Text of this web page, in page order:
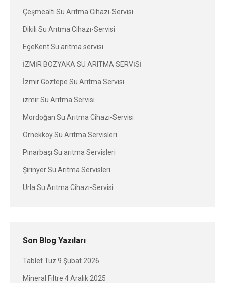
Çeşmealtı Su Arıtma Cihazı-Servisi
Dikili Su Arıtma Cihazı-Servisi
EgeKent Su arıtma servisi
İZMİR BOZYAKA SU ARITMA SERVİSİ
İzmir Göztepe Su Arıtma Servisi
izmir Su Arıtma Servisi
Mordoğan Su Arıtma Cihazı-Servisi
Örnekköy Su Arıtma Servisleri
Pınarbaşı Su arıtma Servisleri
Şirinyer Su Arıtma Servisleri
Urla Su Arıtma Cihazı-Servisi
Son Blog Yazıları
Tablet Tuz 9 Şubat 2026
Mineral Filtre 4 Aralık 2025